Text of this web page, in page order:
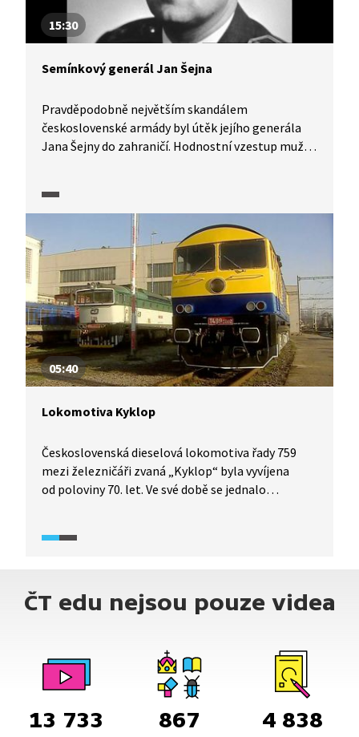
15:30
Semínkový generál Jan Šejna
Pravděpodobně největším skandálem
československé armády byl útěk jejího generála
Jana Šejny do zahraničí. Hodnostní vzestup muže
totiž prezident Antonín Novotný. Co vedlo Jana
Šejnu k útěku za železnou oponu? A jaké důsledky
to mělo pro armádu i politiku? Podívejte se
na příběh jedné kariéry.
05:40
Lokomotiva Kyklop
Československá dieselová lokomotiva řady 759
mezi železničáři zvaná „Kyklop“ byla vyvíjena
od poloviny 70. let. Ve své době se jednalo
však byl zásahem vyšších míst zastaven. Důvody
preferoval elektrifikaci československé železniční
ČT edu nejsou pouze videa
13 733 867 4 838